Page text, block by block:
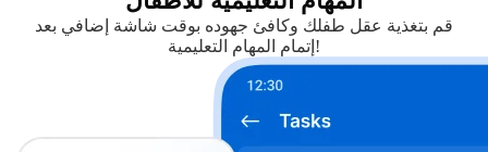
قم بتغذية عقل طفلك وكافئ جهوده بوقت شاشة إضافي بعد
إتمام المهام التعليمية!